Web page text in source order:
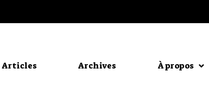
Articles Archives À propos